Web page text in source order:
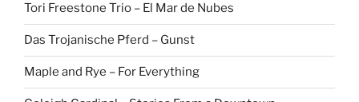
Tori Freestone Trio – El Mar de Nubes
Das Trojanische Pferd – Gunst
Maple and Rye – For Everything